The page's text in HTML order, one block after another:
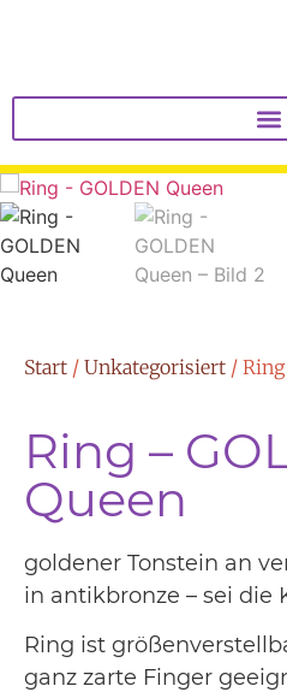
Start / Unkategorisiert /
Ring –
Queen
goldener Tonstein an
in antikbronze – sei die
Ring ist
ganz zarte Finger